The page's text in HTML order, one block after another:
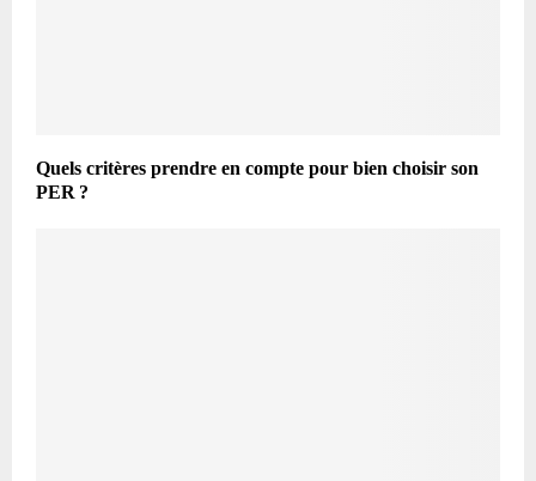
Quels critères prendre en compte pour bien choisir son
PER ?